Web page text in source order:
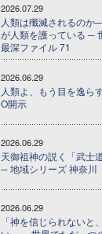
2026.07.29
人類は殲滅されるの
が人類を護っている ─
最深ファイル 71
2026.06.29
人類よ、もう目を逸ら
O開示
2026.06.29
天御祖神の説く「武士
─ 地域シリーズ 神奈川
2026.06.29
「神を信じられないと